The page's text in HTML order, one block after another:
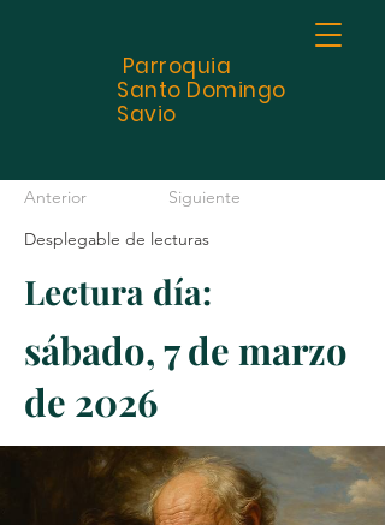
Parroquia
Santo Domingo
Savio
Anterior
Siguiente
Desplegable de lecturas
Lectura día:
sábado, 7 de marzo
de 2026